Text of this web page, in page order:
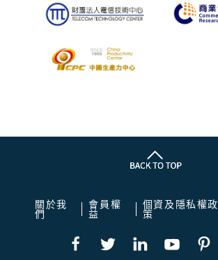
關於我
們
會員權
益
個資及隱私權政
策